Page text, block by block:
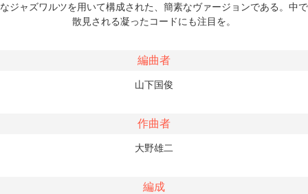
なジャズワルツを用いて構成された、簡素なヴァージョンである。中で
散見される凝ったコードにも注目を。
編曲者
山下国俊
作曲者
大野雄二
編成